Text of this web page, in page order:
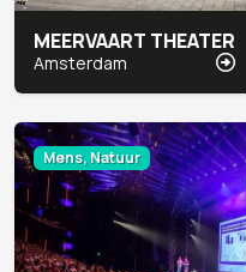
MEERVAART THEATER
Amsterdam
Mens, Natuur